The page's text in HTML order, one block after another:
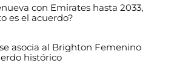
con Emirates hasta 2033,
es el acuerdo?
asocia al Brighton Femenino
histórico